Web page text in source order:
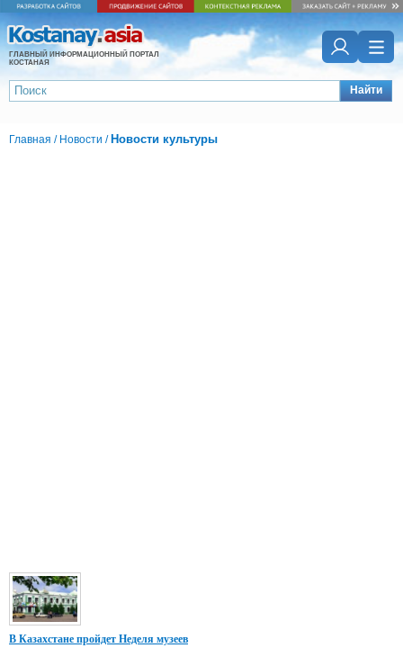
ГЛАВНЫЙ ИНФОРМАЦИОННЫЙ ПОРТАЛ
КОСТАНАЯ
Найти
Главная / Новости / Новости культуры
В Казахстане пройдет Неделя музеев